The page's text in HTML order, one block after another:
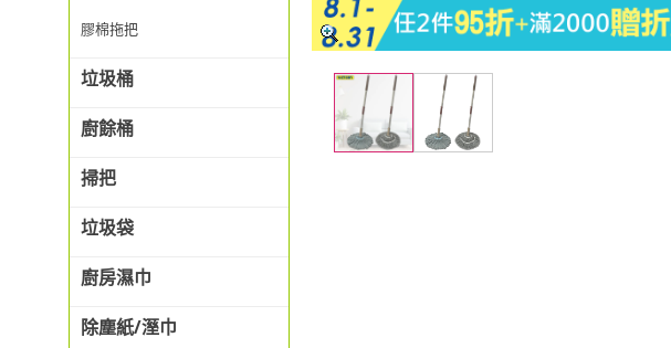
膠棉拖把
垃圾桶
廚餘桶
掃把
垃圾袋
廚房濕巾
除塵紙/溼巾